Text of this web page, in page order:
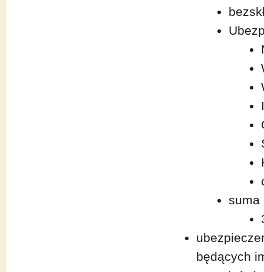
suma
będących